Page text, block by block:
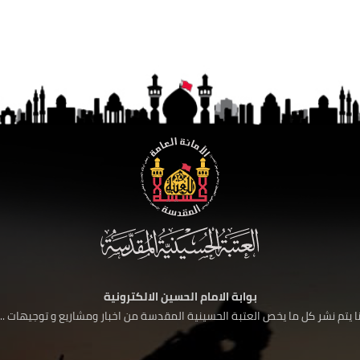
بوابة الامام الحسين الالكترونية
يتم نشر كل ما يخص العتبة الحسينية المقدسة من اخبار ومشاريع و توجيهات